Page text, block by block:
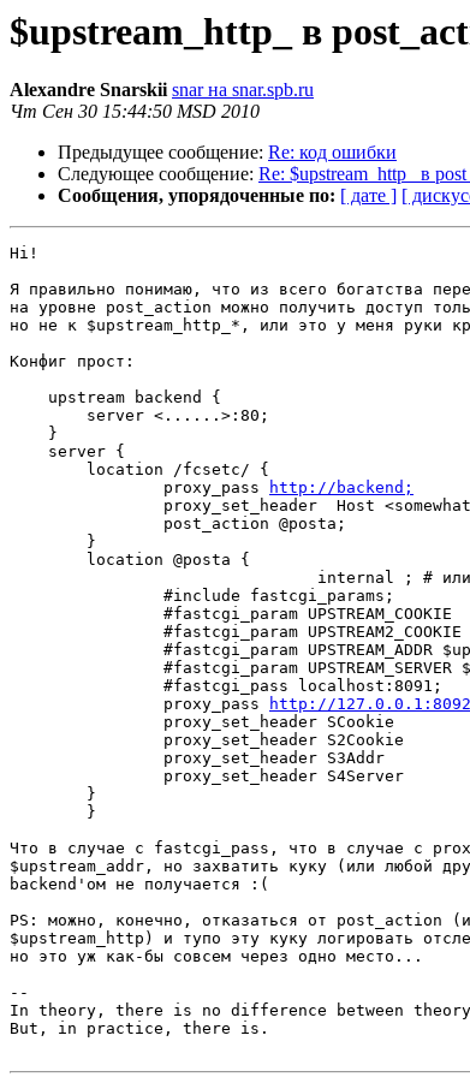
$upstream_http_ в
Alexandre Snarskii snar на snar.spb.ru
Чт Сен 30 15:44:50 MSD 2010
Предыдущее сообщение: Re: код ошибки
Следующее сообщение: Re: $upstream_http_ в
Сообщения, упорядоченные по: [ дате ] [
Hi!
Я правильно понимаю, что из всего богатства
на уровне post_action можно получить доступ
но не к $upstream_http_*, или это у меня руки
Конфиг прост:
    upstream backend {
        server <......>:80;
    }
    server {
        location /fcsetc/ {
                proxy_pass
http://backend;
proxy_set_header  Host
                post_action @posta;
        }
        location @posta {
                #include fastcgi_params;
#fastcgi_param UPSTREAM_COOKIE
#fastcgi_param UPSTREAM2_COOKIE
#fastcgi_param UPSTREAM_ADDR
#fastcgi_param UPSTREAM_SERVER
                #fastcgi_pass localhost:8091;
                proxy_pass
http://
proxy_set_header SCookie
proxy_set_header S2Cookie
proxy_set_header S3Addr
proxy_set_header S4Server
        }
Что в случае с fastcgi_pass, что в случае с
$upstream_addr, но захватить куку (или любой
backend'ом не получается :(
PS: можно, конечно, отказаться от post_action
$upstream_http) и тупо эту куку логировать
но это уж как-бы совсем через одно место...
--
In theory, there is no difference between
But, in practice, there is.